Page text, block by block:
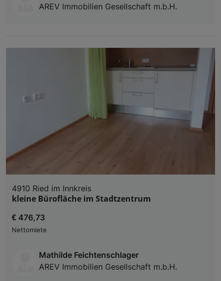
AREV Immobilien Gesellschaft m.b.H.
4910 Ried im Innkreis
kleine Bürofläche im Stadtzentrum
€ 476,73
Nettomiete
Mathilde Feichtenschlager
AREV Immobilien Gesellschaft m.b.H.